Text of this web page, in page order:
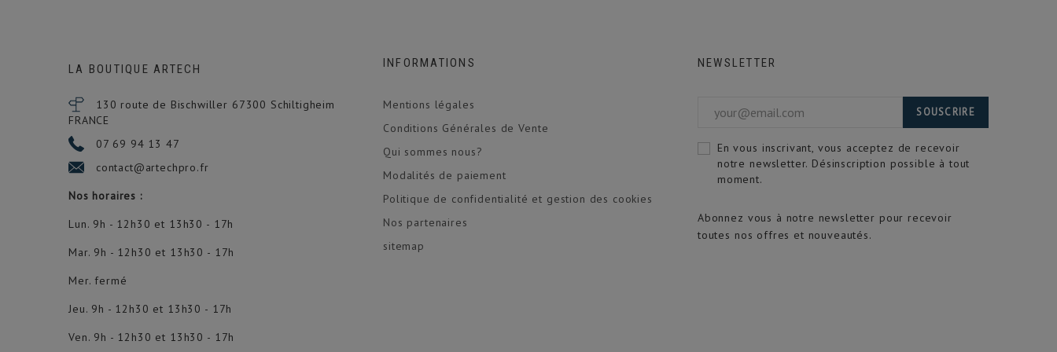
LA BOUTIQUE ARTECH
130 route de Bischwiller 67300 Schiltigheim
FRANCE
07 69 94 13 47
contact@artechpro.fr
Nos horaires :
Lun. 9h - 12h30 et 13h30 - 17h
Mar. 9h - 12h30 et 13h30 - 17h
Mer. fermé
Jeu. 9h - 12h30 et 13h30 - 17h
Ven. 9h - 12h30 et 13h30 - 17h
INFORMATIONS
Mentions légales
Conditions Générales de Vente
Qui sommes nous?
Modalités de paiement
Politique de confidentialité et gestion des cookies
Nos partenaires
sitemap
NEWSLETTER
Abonnez vous à notre newsletter pour recevoir
toutes nos offres et nouveautés.
SOUSCRIRE
En vous inscrivant, vous acceptez de recevoir
notre newsletter. Désinscription possible à tout
moment.